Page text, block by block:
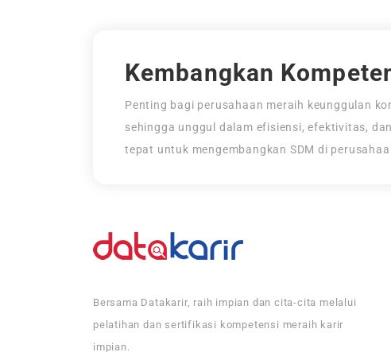
Kembangkan
Penting bagi perusahaan meraih keunggulan
sehingga unggul dalam efisiensi, efektivitas,
tepat untuk mengembangkan SDM di
Bersama Datakarir, raih impian dan cita-cita melalui
pelatihan dan sertifikasi kompetensi meraih karir
impian.